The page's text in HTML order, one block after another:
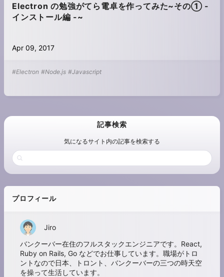
Electron の勉強がてら電卓を作ってみた~その① -
インストール編 -~
Apr 09, 2017
#Electron #Node.js #Javascript
記事検索
気になるサイト内の記事を検索する
プロフィール
Jiro
バンクーバー在住のフルスタックエンジニアです。React,
Ruby on Rails, Go などでお仕事しています。職場がトロ
ントなので日本、トロント、バンクーバーの三つの時天空
を操って生活しています。